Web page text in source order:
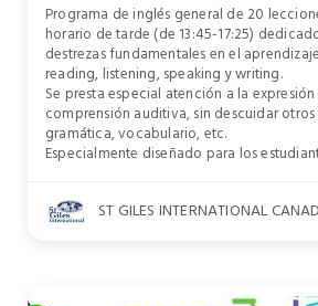
Programa de inglés general de 20
horario de tarde (de 13:45-17:25)
destrezas fundamentales en el
reading, listening, speaking y writing.
Se presta especial atención a la
comprensión auditiva, sin descuidar
gramática, vocabulario, etc.
Especialmente diseñado para los
ST GILES INTERNATIONAL